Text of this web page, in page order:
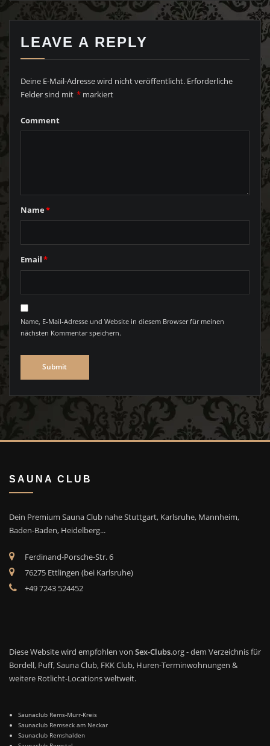
LEAVE A REPLY
Deine E-Mail-Adresse wird nicht veröffentlicht. Erforderliche
Felder sind mit * markiert
Comment
Name*
Email*
Name, E-Mail-Adresse und Website in diesem Browser für meinen
nächsten Kommentar speichern.
SAUNA CLUB
Dein Premium Sauna Club nahe Stuttgart, Karlsruhe, Mannheim,
Baden-Baden, Heidelberg...
Ferdinand-Porsche-Str. 6
76275 Ettlingen (bei Karlsruhe)
+49 7243 524452
Diese Website wird empfohlen von Sex-Clubs.org - dem Verzeichnis für
Bordell, Puff, Sauna Club, FKK Club, Huren-Terminwohnungen &
weitere Rotlicht-Locations weltweit.
Saunaclub Rems-Murr-Kreis
Saunaclub Remseck am Neckar
Saunaclub Remshalden